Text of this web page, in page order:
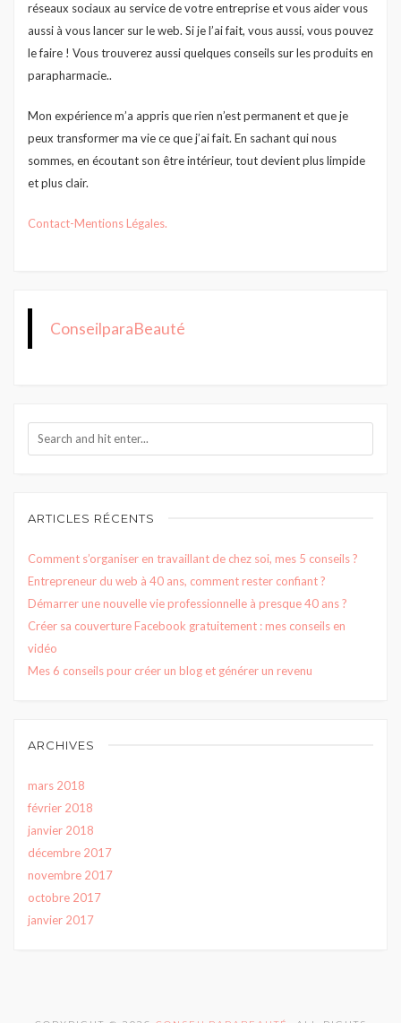
réseaux sociaux au service de votre entreprise et vous aider vous
aussi à vous lancer sur le web. Si je l’ai fait, vous aussi, vous pouvez
le faire ! Vous trouverez aussi quelques conseils sur les produits en
parapharmacie..
Mon expérience m’a appris que rien n’est permanent et que je
peux transformer ma vie ce que j’ai fait. En sachant qui nous
sommes, en écoutant son être intérieur, tout devient plus limpide
et plus clair.
Contact-Mentions Légales.
ConseilparaBeauté
ARTICLES RÉCENTS
Comment s’organiser en travaillant de chez soi, mes 5 conseils ?
Entrepreneur du web à 40 ans, comment rester confiant ?
Démarrer une nouvelle vie professionnelle à presque 40 ans ?
Créer sa couverture Facebook gratuitement : mes conseils en
vidéo
Mes 6 conseils pour créer un blog et générer un revenu
ARCHIVES
mars 2018
février 2018
janvier 2018
décembre 2017
novembre 2017
octobre 2017
janvier 2017